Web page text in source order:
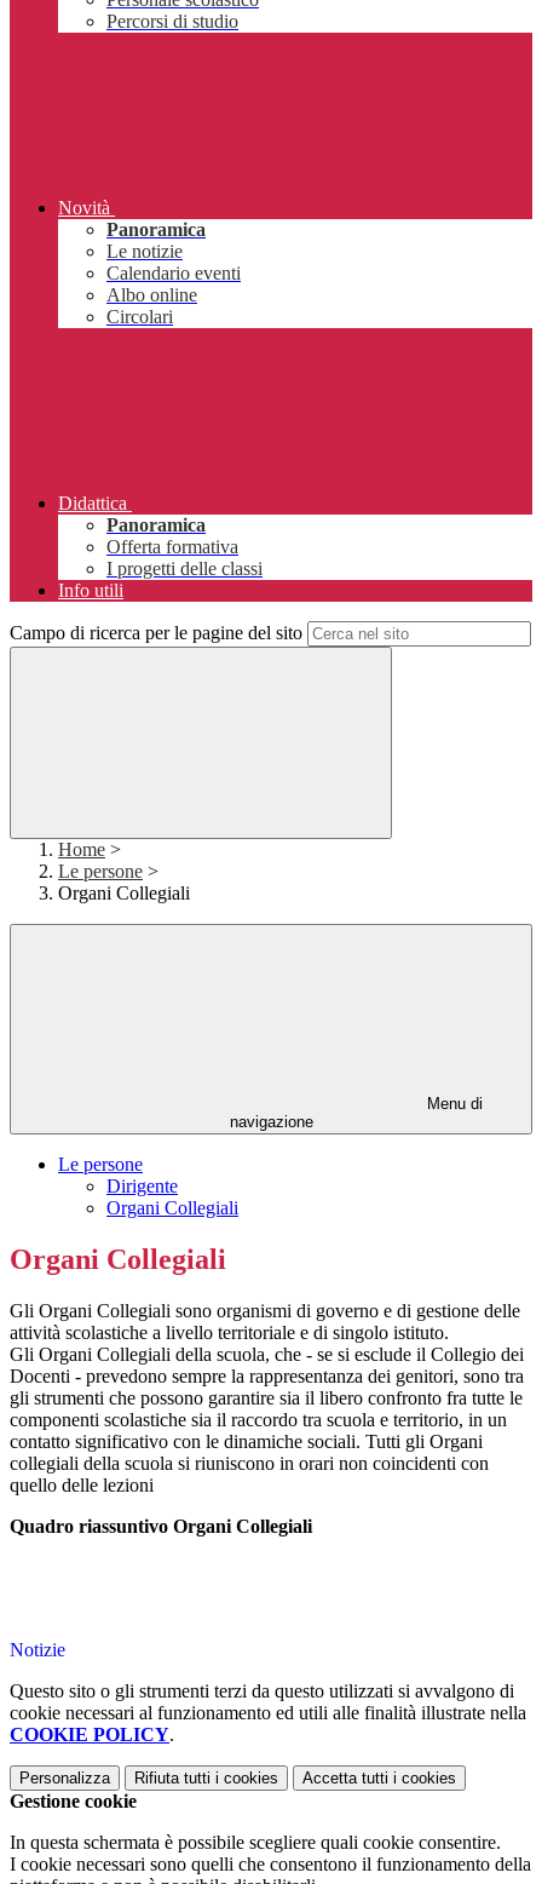
Percorsi di studio
Novità
Panoramica
Le notizie
Calendario eventi
Albo online
Circolari
Didattica
Panoramica
Offerta formativa
I progetti delle classi
Info utili
Campo di ricerca per le pagine del sito
Home >
Le persone >
Organi Collegiali
Menu di
navigazione
Le persone
Dirigente
Organi Collegiali
Organi Collegiali
Gli Organi Collegiali sono organismi di governo e di gestione delle
attività scolastiche a livello territoriale e di singolo istituto.
Gli Organi Collegiali della scuola, che - se si esclude il Collegio dei
Docenti - prevedono sempre la rappresentanza dei genitori, sono tra
gli strumenti che possono garantire sia il libero confronto fra tutte le
componenti scolastiche sia il raccordo tra scuola e territorio, in un
contatto significativo con le dinamiche sociali. Tutti gli Organi
collegiali della scuola si riuniscono in orari non coincidenti con
quello delle lezioni
Quadro riassuntivo Organi Collegiali
Notizie
Questo sito o gli strumenti terzi da questo utilizzati si avvalgono di
cookie necessari al funzionamento ed utili alle finalità illustrate nella
COOKIE POLICY.
Personalizza Rifiuta tutti i cookies Accetta tutti i cookies
Gestione cookie
In questa schermata è possibile scegliere quali cookie consentire.
I cookie necessari sono quelli che consentono il funzionamento della